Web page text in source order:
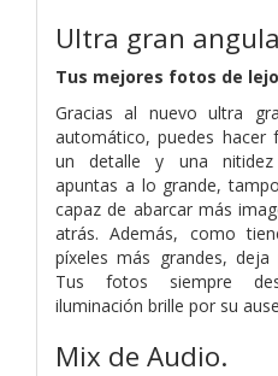
Ultra gran
Tus mejores fotos de
Gracias al nuevo ultra
automático, puedes
un detalle y una nitidez
apuntas a lo grande,
capaz de abarcar más
atrás. Además, como
píxeles más grandes,
Tus fotos siempre
iluminación brille por su
Mix de Audio.